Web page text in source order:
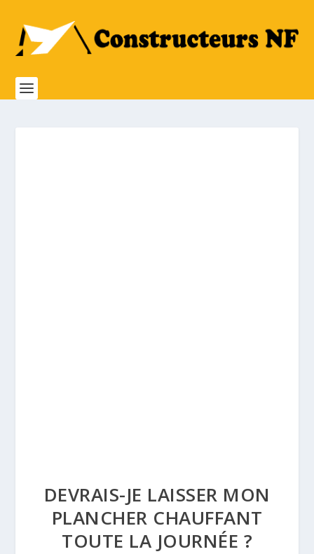
DEVRAIS-JE LAISSER MON
PLANCHER CHAUFFANT
TOUTE LA JOURNÉE ?